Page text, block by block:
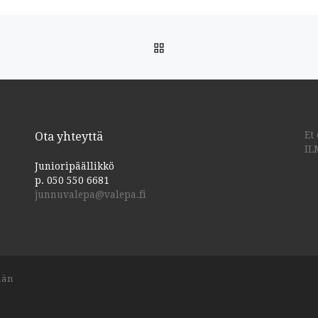
Ota yhteyttä
Junioripäällikkö
p. 050 550 6681
junnuvalepa@valepa.fi
Et